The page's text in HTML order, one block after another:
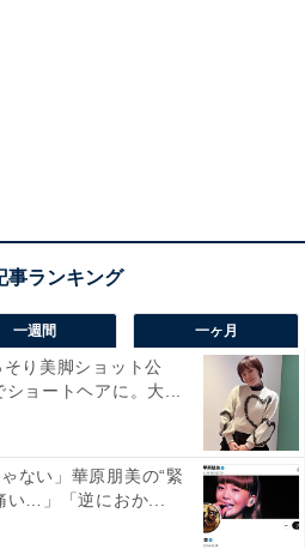
一週間 一ヶ月
り美脚ショット公
ショートヘアに。大...
ない」華原朋美の“緊
い…」「逆におか...